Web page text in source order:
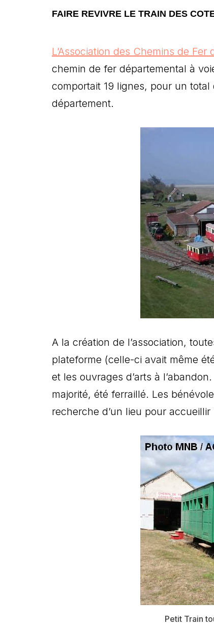
FAIRE REVIVRE LE TRAIN DES
L’Association des Chemins de Fer
chemin de fer départemental à
comportait 19 lignes, pour un
département.
A la création de l’association,
plateforme (celle-ci avait même
et les ouvrages d’arts à
majorité, été ferraillé. Les
recherche d’un lieu pour
Petit Train